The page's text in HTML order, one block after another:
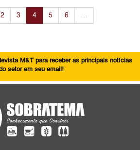
2 3 4 5 6
M&T para receber as principais notícias
setor em seu email!